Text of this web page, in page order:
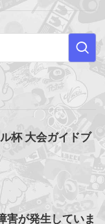
杯 大会ガイドブ
害が発生していま